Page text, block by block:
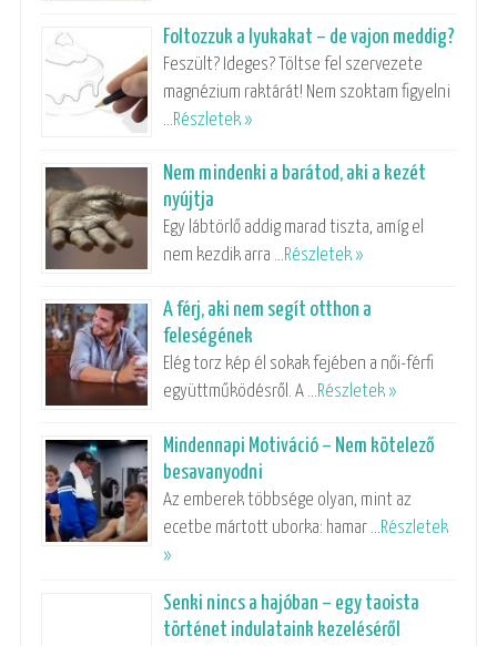
Foltozzuk a lyukakat – de vajon meddig?
Feszült? Ideges? Töltse fel szervezete
magnézium raktárát! Nem szoktam figyelni
…Részletek »
Nem mindenki a barátod, aki a kezét
nyújtja
Egy lábtörlő addig marad tiszta, amíg el
nem kezdik arra …Részletek »
A férj, aki nem segít otthon a
feleségének
Elég torz kép él sokak fejében a női-férfi
együttműködésről. A …Részletek »
Mindennapi Motiváció – Nem kötelező
besavanyodni
Az emberek többsége olyan, mint az
ecetbe mártott uborka: hamar …Részletek
»
Senki nincs a hajóban – egy taoista
történet indulataink kezeléséről